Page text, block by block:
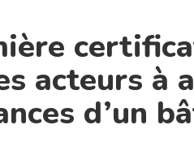
acteurs à
d’un